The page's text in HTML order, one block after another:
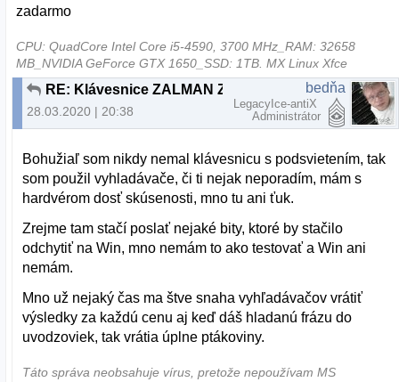
zadarmo
CPU: QuadCore Intel Core i5-4590, 3700 MHz_RAM: 32658
MB_NVIDIA GeForce GTX 1650_SSD: 1TB. MX Linux Xfce
28.03.2020 | 20:38
bedňa
LegacyIce-antiX
Administrátor
Bohužiaľ som nikdy nemal klávesnicu s podsvietením, tak
som použil vyhladávače, či ti nejak neporadím, mám s
hardvérom dosť skúsenosti, mno tu ani ťuk.
Zrejme tam stačí poslať nejaké bity, ktoré by stačilo
odchytiť na Win, mno nemám to ako testovať a Win ani
nemám.
Mno už nejaký čas ma štve snaha vyhľadávačov vrátiť
výsledky za každú cenu aj keď dáš hladanú frázu do
uvodzoviek, tak vrátia úplne ptákoviny.
Táto správa neobsahuje vírus, pretože nepoužívam MS